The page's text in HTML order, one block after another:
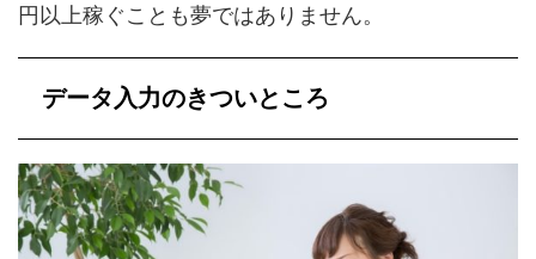
円以上稼ぐことも夢ではありません。
データ入力のきついところ